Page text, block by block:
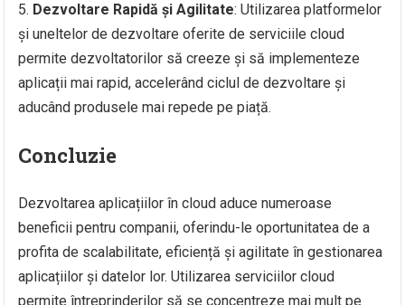
Dezvoltare Rapidă și Agilitate: Utilizarea platformelor
și uneltelor de dezvoltare oferite de serviciile cloud
permite dezvoltatorilor să creeze și să implementeze
aplicații mai rapid, accelerând ciclul de dezvoltare și
aducând produsele mai repede pe piață.
Concluzie
Dezvoltarea aplicațiilor în cloud aduce numeroase
beneficii pentru companii, oferindu-le oportunitatea de a
profita de scalabilitate, eficiență și agilitate în gestionarea
aplicațiilor și datelor lor. Utilizarea serviciilor cloud
permite întreprinderilor să se concentreze mai mult pe